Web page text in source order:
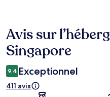
Avis
Avis sur
Singapore
9,4 Exceptionnel
411 avis